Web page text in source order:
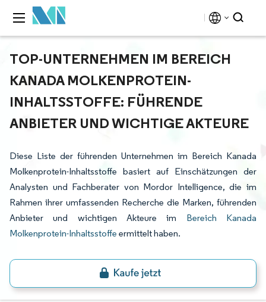
TOP-UNTERNEHMEN IM BEREICH
KANADA MOLKENPROTEIN-
INHALTSSTOFFE: FÜHRENDE
ANBIETER UND WICHTIGE AKTEURE
Diese Liste der führenden Unternehmen im Bereich Kanada
Molkenprotein-Inhaltsstoffe basiert auf Einschätzungen der
Analysten und Fachberater von Mordor Intelligence, die im
Rahmen ihrer umfassenden Recherche die Marken, führenden
Anbieter und wichtigen Akteure im Bereich Kanada
Molkenprotein-Inhaltsstoffe ermittelt haben.